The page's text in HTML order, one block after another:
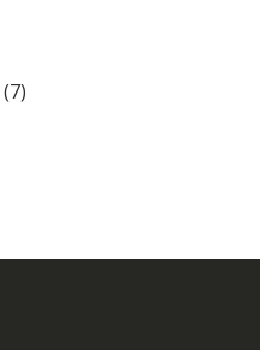
77